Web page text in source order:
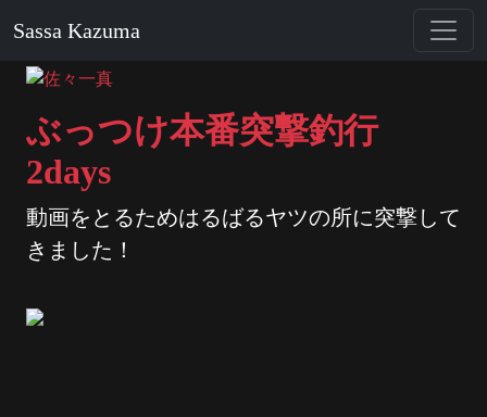
Sassa Kazuma
ぶっつけ本番突撃釣行
2days
動画をとるためはるばるヤツの所に突撃して
きました！